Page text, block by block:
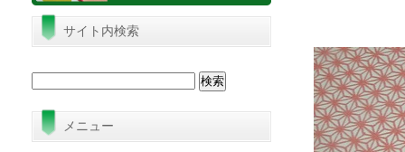
サイト内検索
メニュー